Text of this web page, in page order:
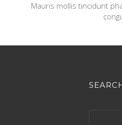
Mauris mollis tincidunt